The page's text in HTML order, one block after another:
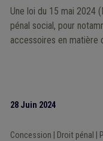
Une loi du 15 mai 2024
pénal social, pour
accessoires en matière
28 Juin 2024
Concession Droit pénal